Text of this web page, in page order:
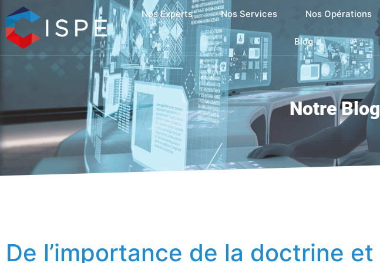
Nos Experts Nos Services Nos Opérations
Blog
Notre Blog
De l’importance de la doctrine et